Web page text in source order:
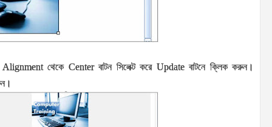
Alignmentথেকে Centerবাটন সিলেক্ট করে Updateবাটনে ক্লিক করুন।